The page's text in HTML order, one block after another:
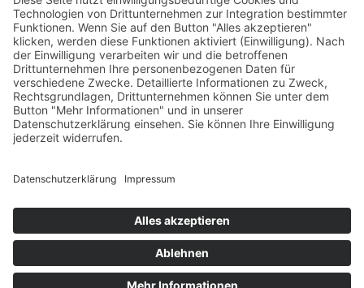
Kostenlose Beratung vor und nach dem
Kauf!
Qualität